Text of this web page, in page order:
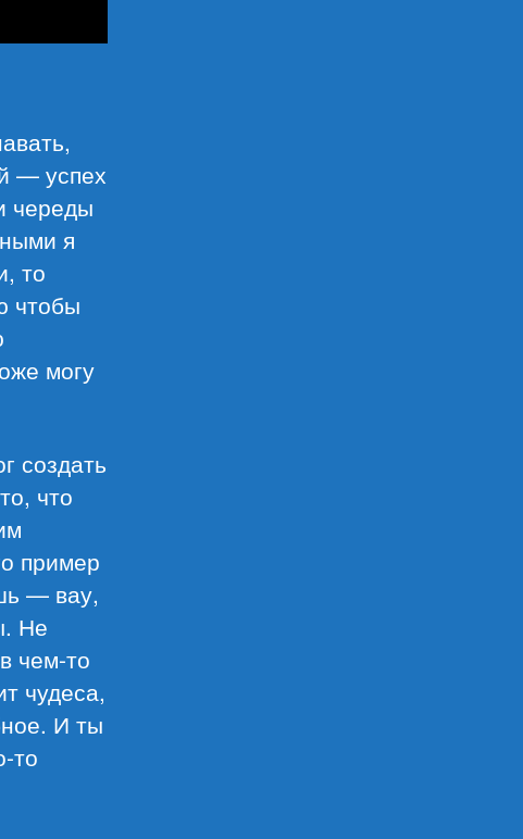
— успех
череды
я
то
чтобы
могу
создать
что
пример
— вау,
Не
чем-то
чудеса,
И ты
то